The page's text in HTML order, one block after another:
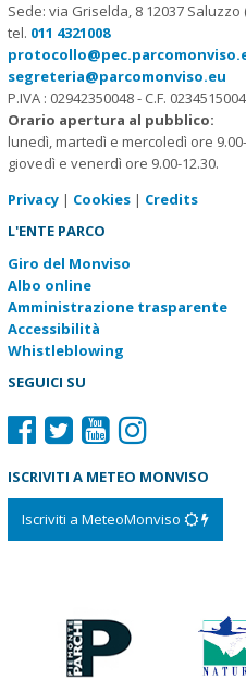
Sede: via Griselda, 8 12037 Saluzzo
tel. 011 4321008
segreteria@parcomonviso.eu
P.IVA : 02942350048 - C.F.
Orario apertura al pubblico:
lunedì, martedì e mercoledì ore
giovedì e venerdì ore 9.00-12.30.
Privacy| Cookies| Credits
L'ENTE PARCO
Giro del Monviso
Albo online
Amministrazione trasparente
Accessibilità
Whistleblowing
SEGUICI SU
ISCRIVITI A METEO MONVISO
Iscriviti a MeteoMonviso